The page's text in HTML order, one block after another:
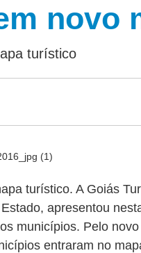
novo
turístico
turístico. A Goiás
apresentou
municípios. Pelo
entraram no